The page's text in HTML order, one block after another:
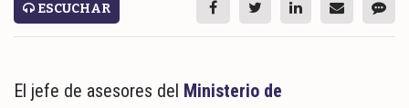
SERVICIOS
ESCUCHAR
El jefe de asesores del Ministerio de